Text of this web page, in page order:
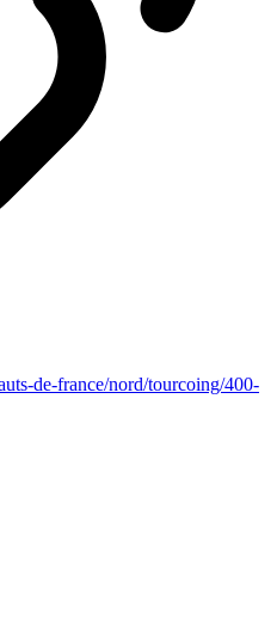
de-france/nord/tourcoing/400-